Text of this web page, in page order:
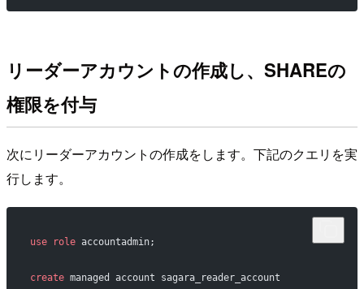
リーダーアカウントの作成し、SHAREの
権限を付与
次にリーダーアカウントの作成をします。下記のクエリを実
行します。
use role accountadmin;
create managed account sagara_reader_account